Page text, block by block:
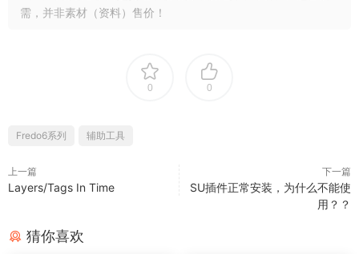
需，并非素材（资料）售价！
0 0
Fredo6系列 辅助工具
上一篇
Layers/Tags In Time
下一篇
SU插件正常安装，为什么不能使
用？？
猜你喜欢